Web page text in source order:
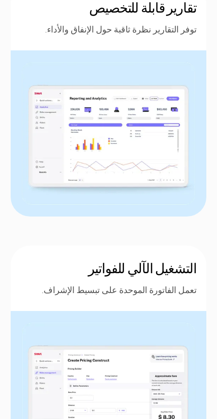
تقارير قابلة للتخصيص
توفر التقارير نظرة ثاقبة حول الإنفاق والأداء.
التشغيل الآلي للفواتير
تعمل الفاتورة الموحدة على تبسيط الإشراف.